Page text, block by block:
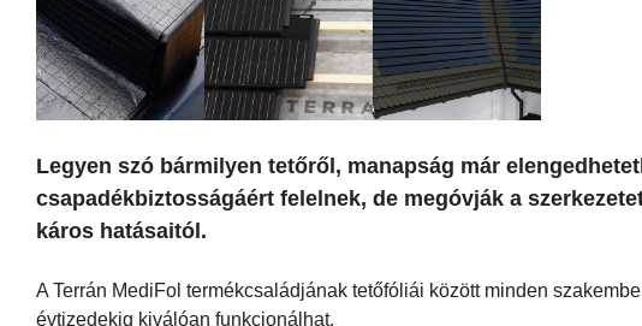
Legyen szó bármilyen tetőről, manapság már
csapadékbiztosságáért felelnek, de megóvják a
káros hatásaitól.
A Terrán MediFol termékcsaládjának tetőfóliái között minden
évtizedekig kiválóan funkcionálhat.